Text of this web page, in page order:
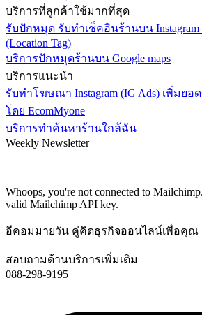
บริการที่ลูกค้าใช้มากที่สุด
รับปักหมุด รับทำเช็คอินร้านบน
(Location Tag)
บริการปักหมุดร้านบน Google maps
บริการแนะนำ
รับทำโฆษณา Instagram (IG Ads) เพิ่มย
โดย EcomMyone
บริการทำค้นหาร้านใกล้ฉัน
Weekly Newsletter
Whoops, you're not connected to
valid Mailchimp API key.
อีคอมมายวัน คู่คิดธุรกิจออนไลน์เพื่อคุณ
สอบถามด้านบริการเพิ่มเติม
088-298-9195